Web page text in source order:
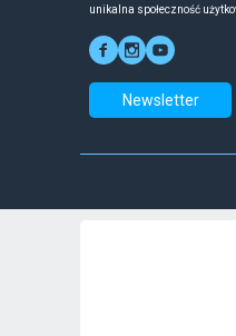
unikalna społeczność
Newsletter